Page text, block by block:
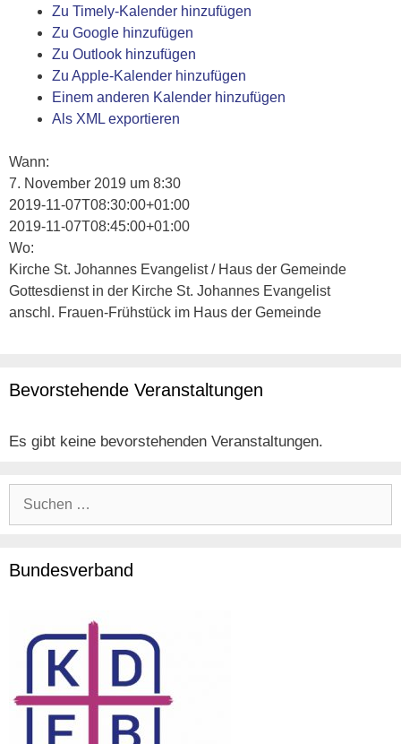
Zu Timely-Kalender hinzufügen
Zu Google hinzufügen
Zu Outlook hinzufügen
Zu Apple-Kalender hinzufügen
Einem anderen Kalender hinzufügen
Als XML exportieren
Wann:
7. November 2019 um 8:30
2019-11-07T08:30:00+01:00
2019-11-07T08:45:00+01:00
Wo:
Kirche St. Johannes Evangelist / Haus der Gemeinde
Gottesdienst in der Kirche St. Johannes Evangelist
anschl. Frauen-Frühstück im Haus der Gemeinde
Bevorstehende Veranstaltungen
Es gibt keine bevorstehenden Veranstaltungen.
Bundesverband